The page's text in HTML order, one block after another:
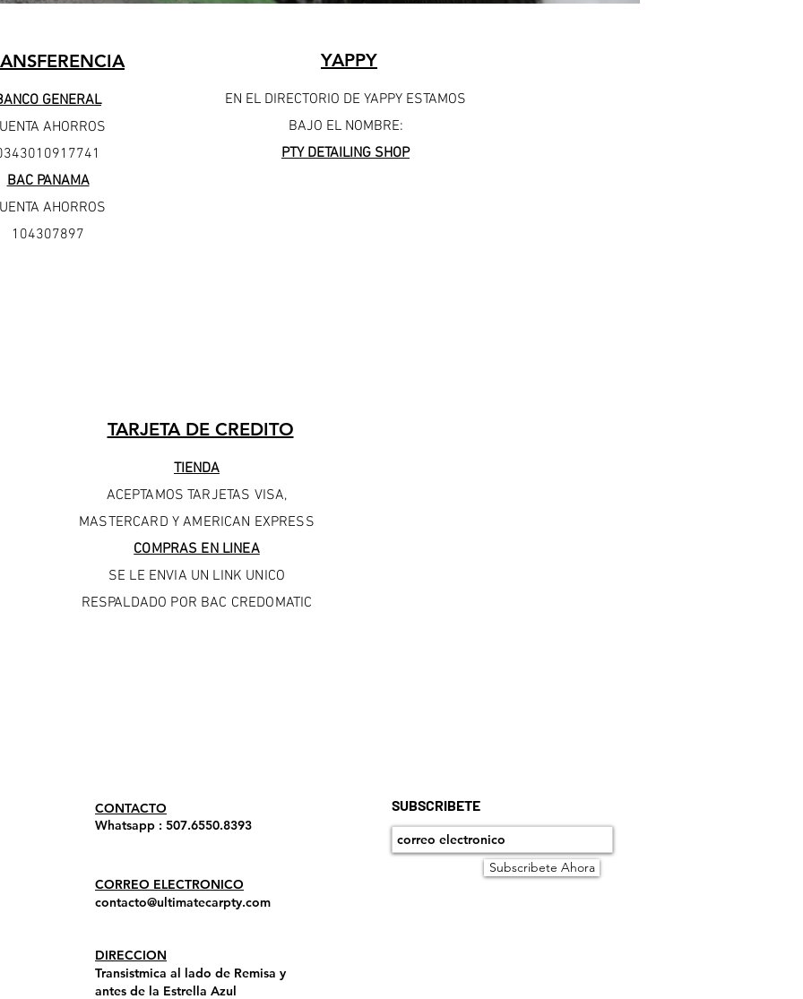
GENERAL
AHORROS
BAC PANAMA
AHORROS
104307897
YAPPY
EN EL DIRECTORIO DE YAPPY ESTAMOS
BAJO EL NOMBRE:
PTY DETAILING SHOP
TARJETA DE CREDITO
TIENDA
​ACEPTAMOS TARJETAS VISA,
MASTERCARD Y AMERICAN EXPRESS
COMPRAS EN LINEA
SE LE ENVIA UN LINK UNICO
RESPALDADO POR BAC CREDOMATIC
​CONTACTO
Whatsapp : 507.6550.8393
CORREO ELECTRONICO
contacto@ultimatecarpty.com
SUBSCRIBETE
Subscribete Ahora
DIRECCION
Transistmica al lado de Remisa y
antes de la Estrella Azul